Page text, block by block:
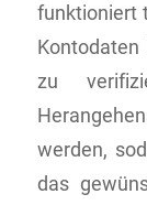
funktioniert
zu
werden,
das